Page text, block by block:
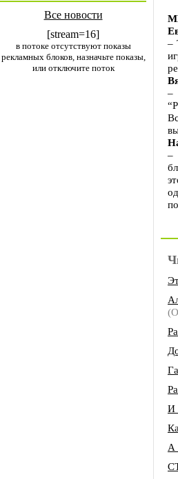
Все новости
[stream=16]
в потоке отсутствуют показы
рекламных блоков, назначьте показы,
или отключите поток
–
–
–
И
А